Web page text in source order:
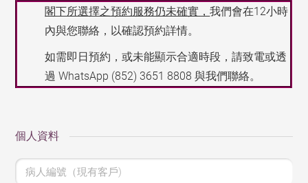
閣下所選擇之預約服務仍未確實，我們會在12小時
內與您聯絡，以確認預約詳情。
如需即日預約，或未能顯示合適時段，請致電或透
過 WhatsApp (852) 3651 8808 與我們聯絡。
個人資料
病人編號（現有客戶)